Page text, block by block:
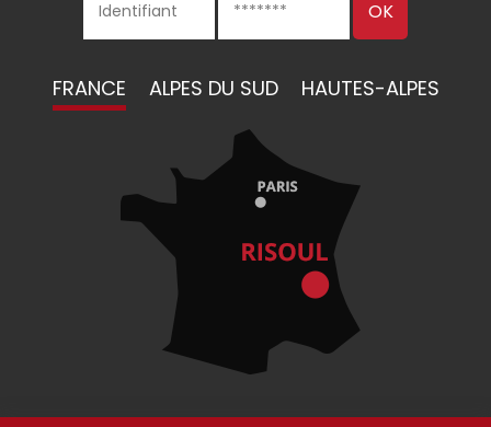
FRANCE ALPES DU SUD HAUTES-ALPES